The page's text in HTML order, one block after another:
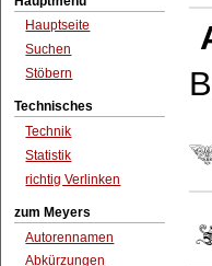
Hauptseite
Suchen
Stöbern
Technisches
Technik
Statistik
richtig Verlinken
zum Meyers
Autorennamen
Abkürzungen